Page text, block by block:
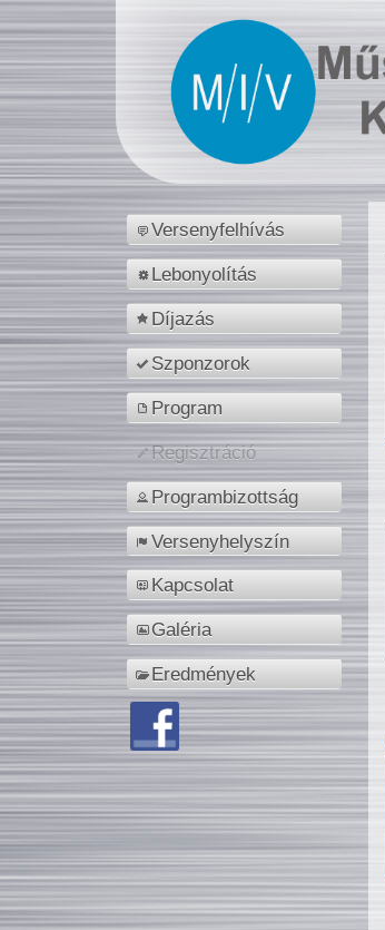
Versenyfelhívás
Lebonyolítás
Díjazás
Szponzorok
Program
Regisztráció
Programbizottság
Versenyhelyszín
Kapcsolat
Galéria
Eredmények